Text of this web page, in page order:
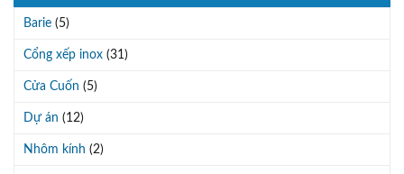
Barie (5)
Cổng xếp inox (31)
Cửa Cuốn (5)
Dự án (12)
Nhôm kính (2)